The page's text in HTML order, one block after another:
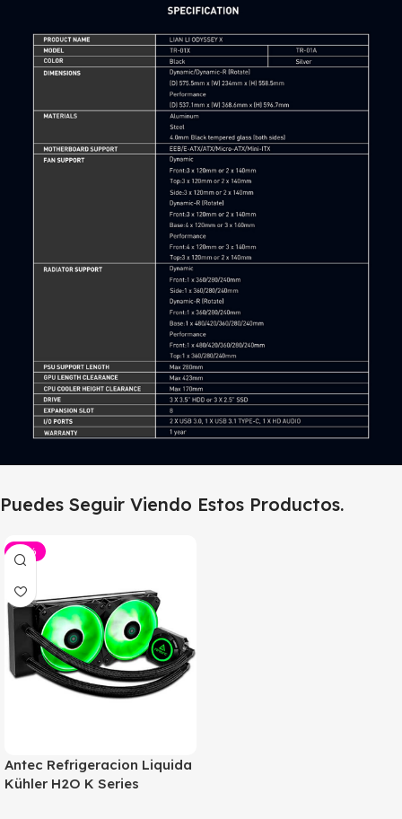
Puedes Seguir Viendo Estos Productos.
-28%
Antec Refrigeracion Liquida
Kühler H2O K Series